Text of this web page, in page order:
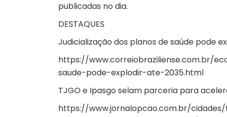
publicadas no dia.
DESTAQUES
Judicialização dos planos de saúde pode
https://www.correiobraziliense.com.br/
saude-pode-explodir-ate-2035.html
TJGO e Ipasgo selam parceria para
https://www.jornalopcao.com.br/